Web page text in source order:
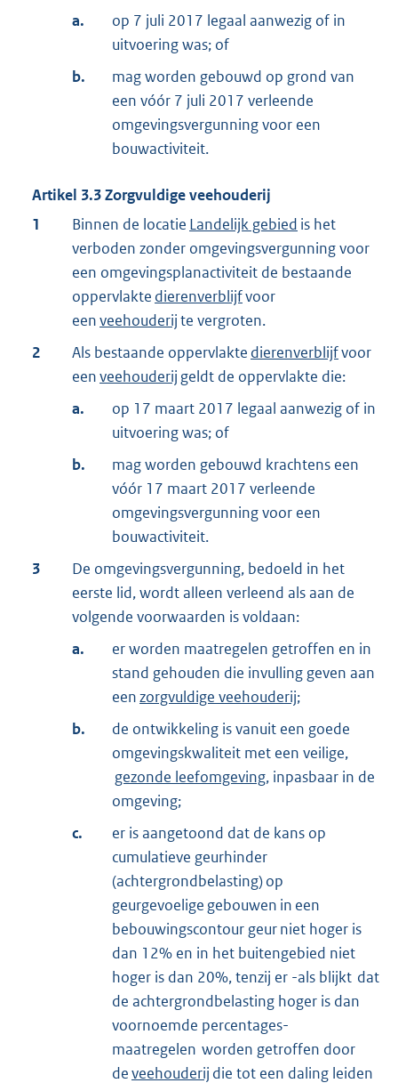
a.
op 7 juli 2017 legaal aanwezig of in
uitvoering was; of
b.
mag worden gebouwd op grond van
een vóór 7 juli 2017 verleende
omgevingsvergunning voor een
bouwactiviteit.
Artikel 3.3Zorgvuldige veehouderij
1
Binnen de locatie Landelijk gebied is het
verboden zonder omgevingsvergunning voor
een omgevingsplanactiviteit de bestaande
oppervlakte dierenverblijfvoor
eenveehouderijte vergroten.
2
Als bestaande oppervlakte dierenverblijfvoor
eenveehouderij geldt de oppervlakte die:
a.
op 17 maart 2017 legaal aanwezig of in
uitvoering was; of
b.
mag worden gebouwd krachtens een
vóór 17 maart 2017 verleende
omgevingsvergunning voor een
bouwactiviteit.
3
De omgevingsvergunning, bedoeld in het
eerste lid, wordt alleen verleend als aan de
volgende voorwaarden is voldaan:
a.
er worden maatregelen getroffen en in
stand gehouden die invulling geven aan
eenzorgvuldige veehouderij;
b.
de ontwikkeling is vanuit een goede
omgevingskwaliteit met een veilige,
gezonde leefomgeving, inpasbaar in de
omgeving;
c.
er is aangetoond dat de kans op
cumulatieve geurhinder
(achtergrondbelasting) op
geurgevoelige gebouwen in een
bebouwingscontour geur niet hoger is
dan 12% en in het buitengebied niet
hoger is dan 20%, tenzij er -als blijkt dat
de achtergrondbelasting hoger is dan
voornoemde percentages-
maatregelen worden getroffen door
deveehouderij die tot een daling leiden